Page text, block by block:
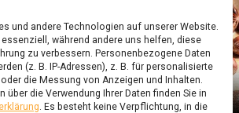
und andere Technologien auf unserer Website.
während andere uns helfen, diese
zu verbessern. Personenbezogene Daten
(z. B. IP-Adressen), z. B. für personalisierte
die Messung von Anzeigen und Inhalten.
über die Verwendung Ihrer Daten finden Sie in
. Es besteht keine Verpflichtung, in die